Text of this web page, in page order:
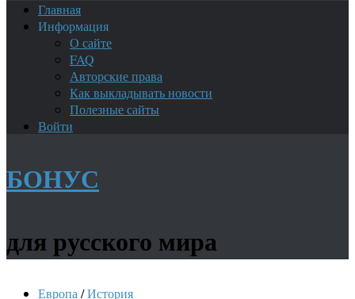
Главная
Информация
О сайте
FAQ
Авторские права
Как выкладывать новости
Полезные сайты
Войти
БОНУС
для русского мира
Европа /История